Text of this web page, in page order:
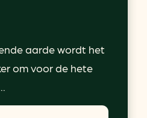
aarde wordt het
om voor de hete